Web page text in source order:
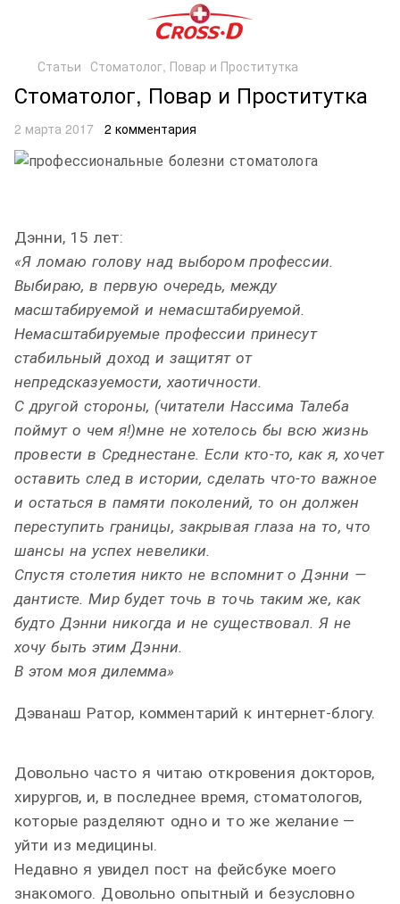
Статьи Стоматолог, Повар и Проститутка
Стоматолог, Повар и Проститутка
2 марта 2017 2 комментария
Дэнни, 15 лет:
«Я ломаю голову над выбором профессии.
Выбираю, в первую очередь, между
масштабируемой и немасштабируемой.
Немасштабируемые профессии принесут
стабильный доход и защитят от
непредсказуемости, хаотичности.
С другой стороны, (читатели Нассима Талеба
поймут о чем я!)мне не хотелось бы всю жизнь
провести в Среднестане. Если кто-то, как я, хочет
оставить след в истории, сделать что-то важное
и остаться в памяти поколений, то он должен
переступить границы, закрывая глаза на то, что
шансы на успех невелики.
Спустя столетия никто не вспомнит о Дэнни —
дантисте. Мир будет точь в точь таким же, как
будто Дэнни никогда и не существовал. Я не
хочу быть этим Дэнни.
В этом моя дилемма»
Дэванаш Ратор, комментарий к интернет-блогу.
Довольно часто я читаю откровения докторов,
хирургов, и, в последнее время, стоматологов,
которые разделяют одно и то же желание —
уйти из медицины.
Недавно я увидел пост на фейсбуке моего
знакомого. Довольно опытный и безусловно